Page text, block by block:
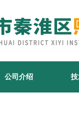
公司介绍